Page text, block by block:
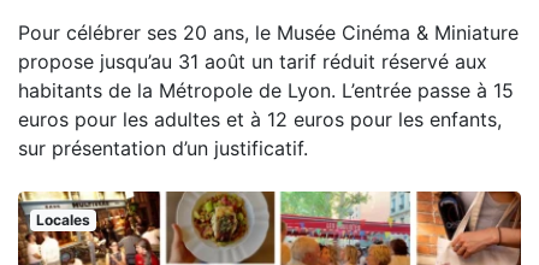
Pour célébrer ses 20 ans, le Musée Cinéma & Miniature
propose jusqu’au 31 août un tarif réduit réservé aux
habitants de la Métropole de Lyon. L’entrée passe à 15
euros pour les adultes et à 12 euros pour les enfants,
sur présentation d’un justificatif.
Locales